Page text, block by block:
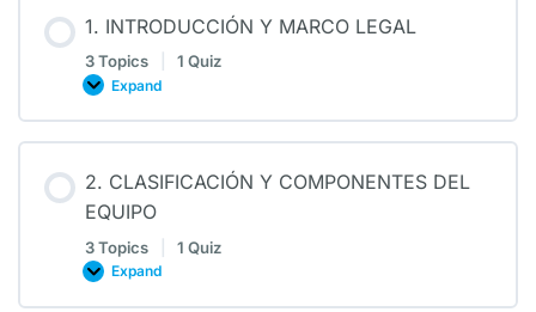
1. INTRODUCCIÓN Y MARCO LEGAL
3 Topics 1 Quiz
Expand
2. CLASIFICACIÓN Y COMPONENTES DEL
EQUIPO
3 Topics 1 Quiz
Expand